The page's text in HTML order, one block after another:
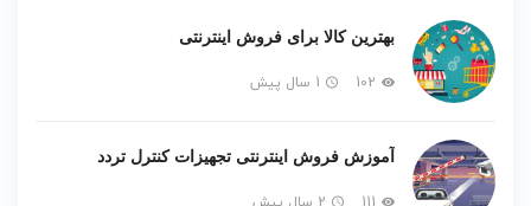
بهترین کالا برای فروش اینترنتی
102 1 سال پیش
آموزش فروش اینترنتی تجهیزات کنترل تردد